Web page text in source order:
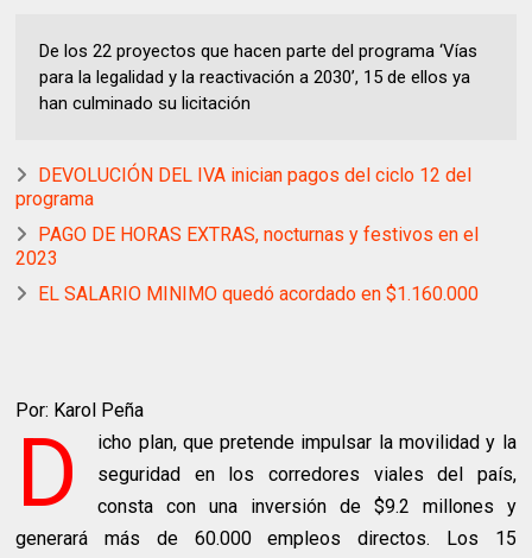
De los 22 proyectos que hacen parte del programa ‘Vías
para la legalidad y la reactivación a 2030’, 15 de ellos ya
han culminado su licitación
DEVOLUCIÓN DEL IVA inician pagos del ciclo 12 del
programa
PAGO DE HORAS EXTRAS, nocturnas y festivos en el
2023
EL SALARIO MINIMO quedó acordado en $1.160.000
Por: Karol Peña
D
icho plan, que pretende impulsar la movilidad y la
seguridad en los corredores viales del país,
consta con una inversión de $9.2 millones y
generará más de 60.000 empleos directos. Los 15